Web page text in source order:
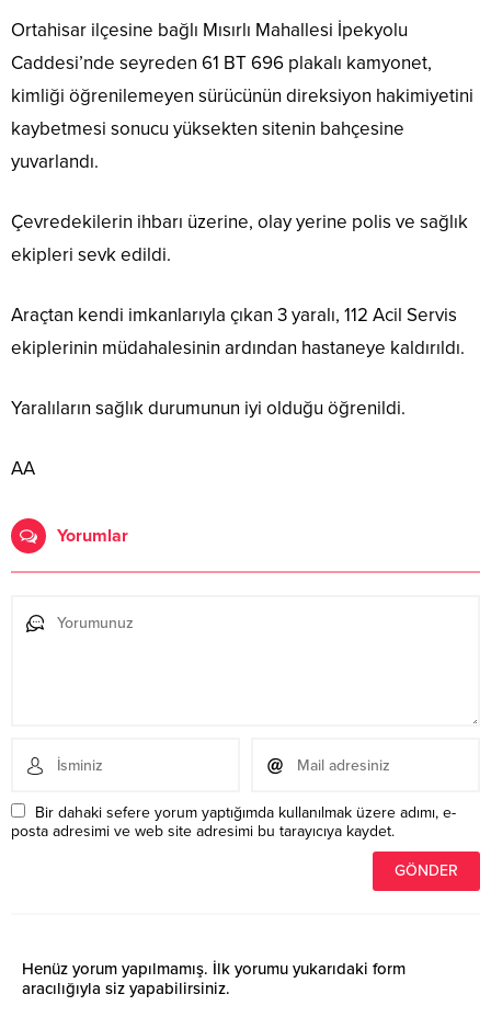
Ortahisar ilçesine bağlı Mısırlı Mahallesi İpekyolu
Caddesi’nde seyreden 61 BT 696 plakalı kamyonet,
kimliği öğrenilemeyen sürücünün direksiyon hakimiyetini
kaybetmesi sonucu yüksekten sitenin bahçesine
yuvarlandı.
Çevredekilerin ihbarı üzerine, olay yerine polis ve sağlık
ekipleri sevk edildi.
Araçtan kendi imkanlarıyla çıkan 3 yaralı, 112 Acil Servis
ekiplerinin müdahalesinin ardından hastaneye kaldırıldı.
Yaralıların sağlık durumunun iyi olduğu öğrenildi.
AA
Yorumlar
Bir dahaki sefere yorum yaptığımda kullanılmak üzere adımı, e-
posta adresimi ve web site adresimi bu tarayıcıya kaydet.
Henüz yorum yapılmamış. İlk yorumu yukarıdaki form
aracılığıyla siz yapabilirsiniz.